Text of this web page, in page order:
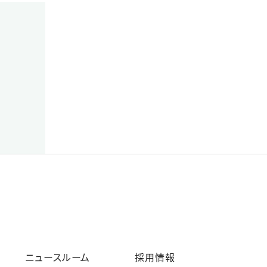
ニュースルーム 採用情報